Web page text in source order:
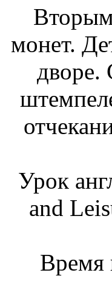
Вторым
монет.
дворе.
Урок
and
Время